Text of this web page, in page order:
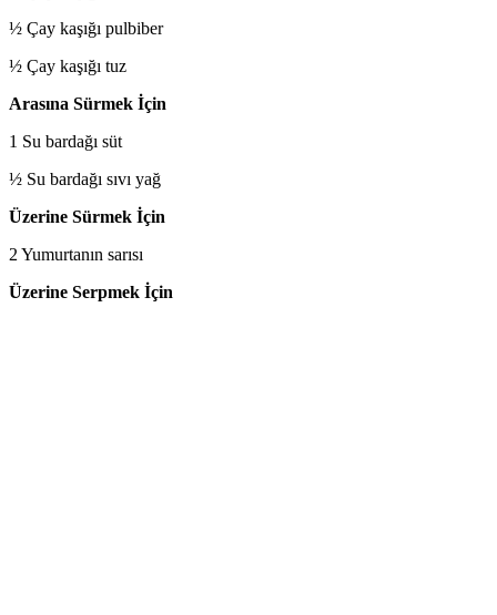
½ Çay kaşığı pulbiber
½ Çay kaşığı tuz
Arasına Sürmek İçin
1 Su bardağı süt
½ Su bardağı sıvı yağ
Üzerine Sürmek İçin
2 Yumurtanın sarısı
Üzerine Serpmek İçin